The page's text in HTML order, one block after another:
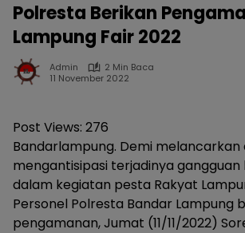
Polresta Berikan
Lampung Fair 2022
Admin
2 Min Baca
11 November 2022
Post Views: 276
Bandarlampung. Demi melancarkan
mengantisipasi terjadinya
dalam kegiatan pesta Rakyat
Personel Polresta Bandar Lampung
pengamanan, Jumat (11/11/2022)